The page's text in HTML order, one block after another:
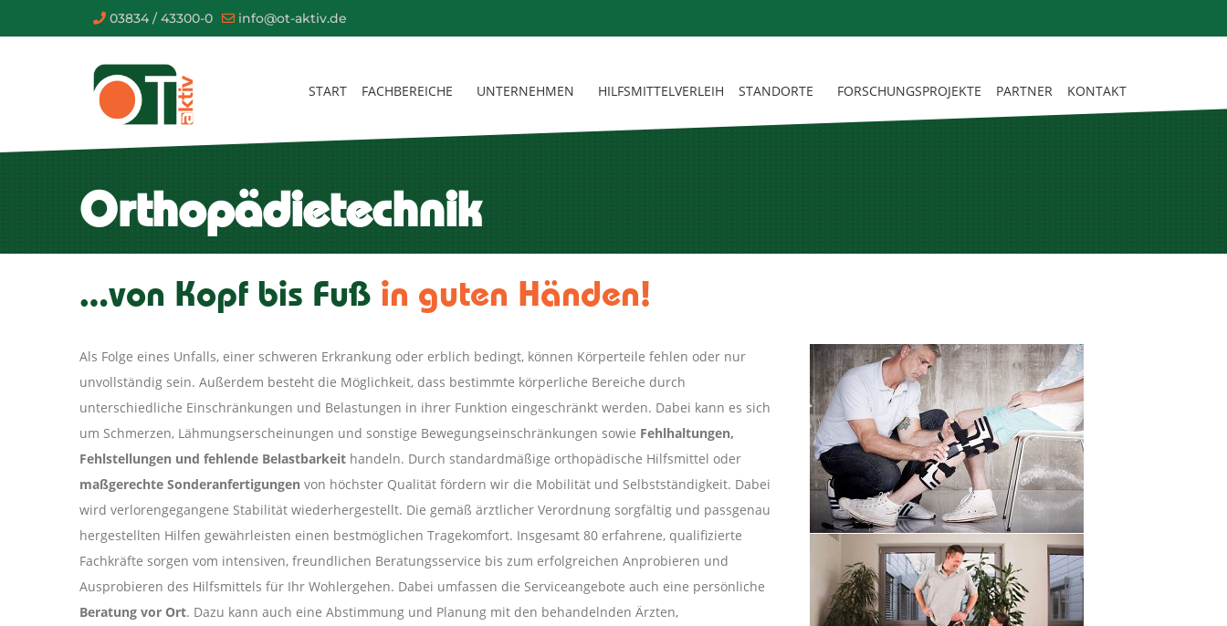
03834 / 43300-0 info@ot-aktiv.de
START FACHBEREICHE UNTERNEHMEN HILFSMITTELVERLEIH STANDORTE FORSCHUNGSPROJEKTE PARTNER KONTAKT
Orthopädietechnik
…von Kopf bis Fußin guten Händen!
Als Folge eines Unfalls, einer schweren Erkrankung oder erblich bedingt, können Körperteile fehlen oder nur
unvollständig sein. Außerdem besteht die Möglichkeit, dass bestimmte körperliche Bereiche durch
unterschiedliche Einschränkungen und Belastungen in ihrer Funktion eingeschränkt werden. Dabei kann es sich
um Schmerzen, Lähmungserscheinungen und sonstige Bewegungseinschränkungen sowie Fehlhaltungen,
Fehlstellungen und fehlende Belastbarkeit handeln. Durch standardmäßige orthopädische Hilfsmittel oder
maßgerechte Sonderanfertigungen von höchster Qualität fördern wir die Mobilität und Selbstständigkeit. Dabei
wird verlorengegangene Stabilität wiederhergestellt. Die gemäß ärztlicher Verordnung sorgfältig und passgenau
hergestellten Hilfen gewährleisten einen bestmöglichen Tragekomfort. Insgesamt 80 erfahrene, qualifizierte
Fachkräfte sorgen vom intensiven, freundlichen Beratungsservice bis zum erfolgreichen Anprobieren und
Ausprobieren des Hilfsmittels für Ihr Wohlergehen. Dabei umfassen die Serviceangebote auch eine persönliche
Beratung vor Ort. Dazu kann auch eine Abstimmung und Planung mit den behandelnden Ärzten,